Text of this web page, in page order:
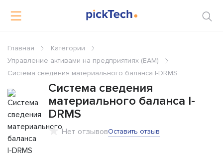
Главная
Категории
Управление активами на предприятиях (EAM)
Система сведения материального баланса I-DRMS
Система сведения
материального баланса I-
DRMS
Нет отзывовОставить отзыв